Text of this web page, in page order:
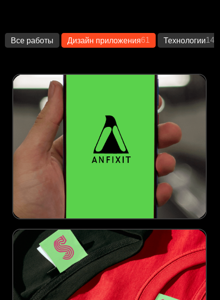
Все работы Дизайн приложения61 Технологии